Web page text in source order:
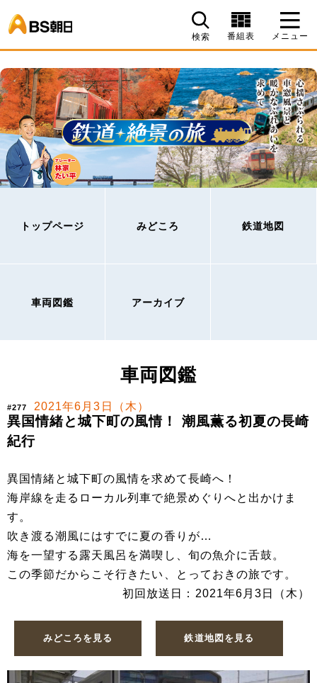
検索 番組表 メニュー
トップページ みどころ 鉄道地図
車両図鑑 アーカイブ
車両図鑑
#277 2021年6月3日（木）
異国情緒と城下町の風情！ 潮風薫る初夏の長崎
紀行
異国情緒と城下町の風情を求めて長崎へ！
海岸線を走るローカル列車で絶景めぐりへと出かけま
す。
吹き渡る潮風にはすでに夏の香りが…
海を一望する露天風呂を満喫し、旬の魚介に舌鼓。
この季節だからこそ行きたい、とっておきの旅です。
初回放送日：2021年6月3日（木）
みどころを見る 鉄道地図を見る